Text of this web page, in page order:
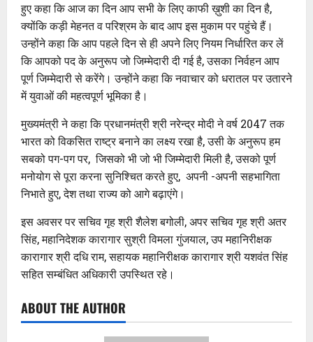
हुए कहा कि आज का दिन आप सभी के लिए काफी ख़ुशी का दिन है,
क्योंकि कड़ी मेहनत व परिश्रम के बाद आप इस मुकाम पर पहुंचे हैं।
उन्होंने कहा कि आप पहले दिन से ही अपने लिए नियम निर्धारित कर लें
कि आपको पद के अनुरूप जो जिम्मेदारी दी गई है, उसका निर्वहन आप
पूर्ण जिम्मेदारी से करेंगे। उन्होंने कहा कि नवाचार को धरातल पर उतारने
में युवाओं की महत्वपूर्ण भूमिका है।
मुख्यमंत्री ने कहा कि प्रधानमंत्री श्री नरेन्द्र मोदी ने वर्ष 2047 तक
भारत को विकसित राष्ट्र बनाने का लक्ष्य रखा है, उसी के अनुरूप हम
सबको पग-पग पर, जिसको भी जो भी जिम्मेदारी मिली है, उसको पूर्ण
मनोयोग से पूरा करना सुनिश्चित करते हुए, अपनी -अपनी सहभागिता
निभाते हुए, देश तथा राज्य को आगे बढ़ाएंगे।
इस अवसर पर सचिव गृह श्री शैलेश बगोली, अपर सचिव गृह श्री अतर
सिंह, महानिदेशक कारागार सुश्री विमला गुंजयाल, उप महानिरीक्षक
कारागार श्री दधि राम, सहायक महानिरीक्षक कारागार श्री यशवंत सिंह
सहित सम्बंधित अधिकारी उपस्थित रहे।
ABOUT THE AUTHOR